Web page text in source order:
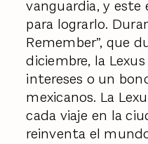
vanguardia, y
para lograrlo.
Remember”, que
diciembre, la
intereses o un
mexicanos. La
cada viaje en la
reinventa el